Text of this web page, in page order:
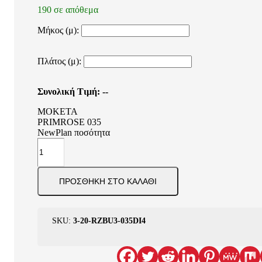
190 σε απόθεμα
Μήκος (μ):
Πλάτος (μ):
Συνολική Τιμή: --
ΜΟΚΕΤΑ
PRIMROSE 035
NewPlan ποσότητα
ΠΡΟΣΘΉΚΗ ΣΤΟ ΚΑΛΆΘΙ
SKU: 3-20-RZBU3-035DI4